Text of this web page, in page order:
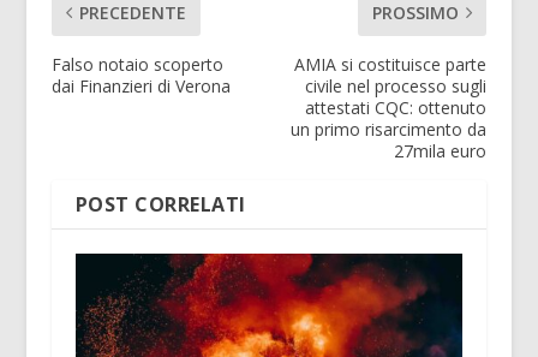
PRECEDENTE
Falso notaio scoperto
dai Finanzieri di Verona
PROSSIMO
AMIA si costituisce parte
civile nel processo sugli
attestati CQC: ottenuto
un primo risarcimento da
27mila euro
POST CORRELATI